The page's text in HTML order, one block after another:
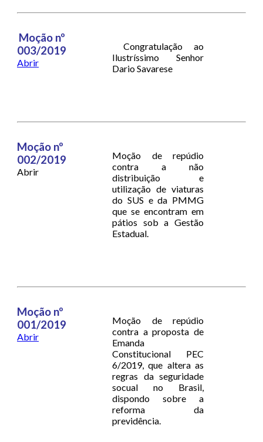
Moção nº
003/2019
Abrir
Congratulação ao
Ilustríssimo Senhor
Dario Savarese
Moção nº
002/2019
Abrir
Moção de repúdio
contra a não
distribuição e
utilização de viaturas
do SUS e da PMMG
que se encontram em
pátios sob a Gestão
Estadual.
Moção nº
001/2019
Abrir
Moção de repúdio
contra a proposta de
Emanda
Constitucional PEC
6/2019, que altera as
regras da seguridade
socual no Brasil,
dispondo sobre a
reforma da
previdência.